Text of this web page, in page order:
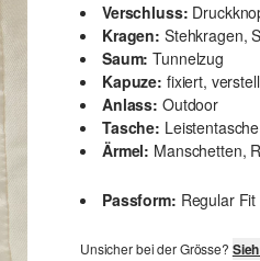
Verschluss:
Kragen: Stehkragen,
Saum: Tunnelzug
Kapuze: fixiert,
Anlass: Outdoor
Tasche: Leistentasche
Ärmel: Manschetten,
Passform: Regular Fit
Unsicher bei der Grösse?